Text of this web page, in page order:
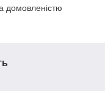
домовленістю